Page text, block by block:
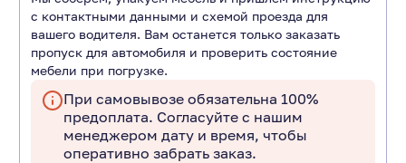
с контактными данными и схемой проезда для
вашего водителя. Вам останется только заказать
пропуск для автомобиля и проверить состояние
мебели при погрузке.
При самовывозе обязательна 100%
предоплата. Согласуйте с нашим
менеджером дату и время, чтобы
оперативно забрать заказ.